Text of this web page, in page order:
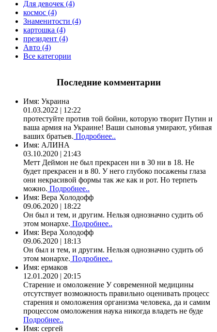
Для девочек (4)
космос (4)
Знаменитости (4)
картошка (4)
президент (4)
Авто (4)
Все категории
Последние комментарии
Имя: Украина
01.03.2022 | 12:22
протестуйте против той бойни, которую творит Путин и
ваша армия на Украине! Ваши сыновья умирают, убивая
ваших братьев. Подробнее..
Имя: АЛИНА
03.10.2020 | 21:43
Метт Деймон не был прекрасен ни в 30 ни в 18. Не
будет прекрасен и в 80. У него глубоко посажены глаза
они некрасивой формы так же как и рот. Но терпеть
можно. Подробнее..
Имя: Вера Холодофф
09.06.2020 | 18:22
Он был и тем, и другим. Нельзя однозначно судить об
этом монархе. Подробнее..
Имя: Вера Холодофф
09.06.2020 | 18:13
Он был и тем, и другим. Нельзя однозначно судить об
этом монархе. Подробнее..
Имя: ермаков
12.01.2020 | 20:15
Старение и омоложение У современной медицины
отсутствует возможность правильно оценивать процесс
старения и омоложения организма человека, да и самим
процессом омоложения наука никогда владеть не буде
Подробнее..
Имя: сергей